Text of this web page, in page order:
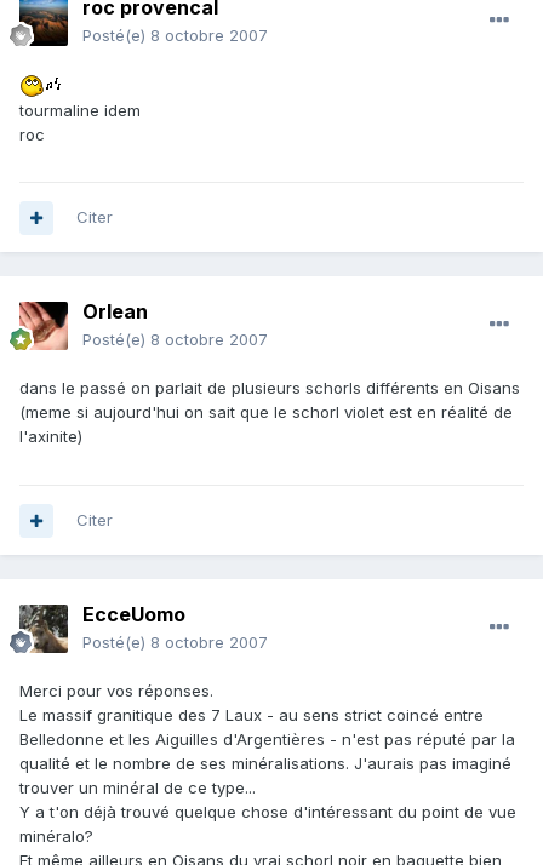
roc provencal
Posté(e) 8 octobre 2007
tourmaline idem
roc
Citer
Orlean
Posté(e) 8 octobre 2007
dans le passé on parlait de plusieurs schorls différents en Oisans
(meme si aujourd'hui on sait que le schorl violet est en réalité de
l'axinite)
Citer
EcceUomo
Posté(e) 8 octobre 2007
Merci pour vos réponses.
Le massif granitique des 7 Laux - au sens strict coincé entre
Belledonne et les Aiguilles d'Argentières - n'est pas réputé par la
qualité et le nombre de ses minéralisations. J'aurais pas imaginé
trouver un minéral de ce type...
Y a t'on déjà trouvé quelque chose d'intéressant du point de vue
minéralo?
Et même ailleurs en Oisans du vrai schorl noir en baguette bien